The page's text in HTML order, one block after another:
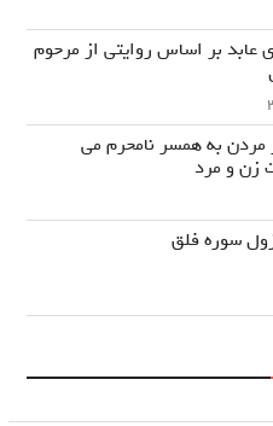
عابد بر اساس روایتی از مرحوم
مردن به همسر نامحرم می
زن و مرد
سوره فلق